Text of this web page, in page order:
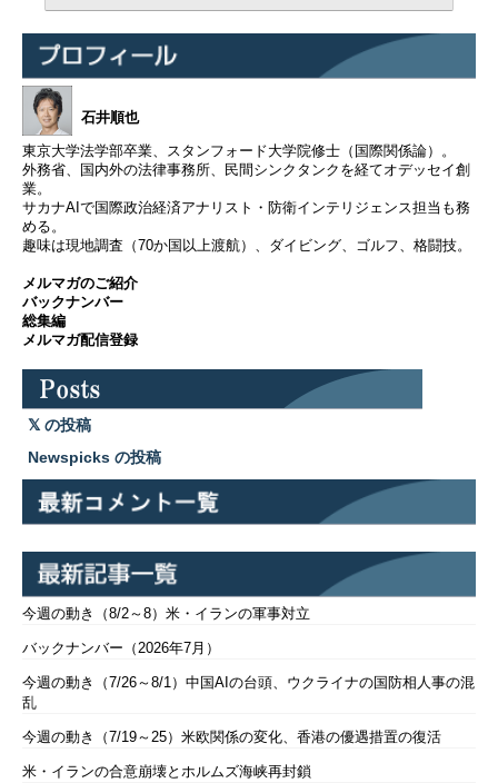
石井順也
東京大学法学部卒業、スタンフォード大学院修士（国際関係論）。
外務省、国内外の法律事務所、民間シンクタンクを経てオデッセイ創
業。
サカナAIで国際政治経済アナリスト・防衛インテリジェンス担当も務
める。
趣味は現地調査（70か国以上渡航）、ダイビング、ゴルフ、格闘技。
メルマガのご紹介
バックナンバー
総集編
メルマガ配信登録
の投稿
Newspicks の投稿
今週の動き（8/2～8）米・イランの軍事対立
バックナンバー（2026年7月）
今週の動き（7/26～8/1）中国AIの台頭、ウクライナの国防相人事の混
乱
今週の動き（7/19～25）米欧関係の変化、香港の優遇措置の復活
米・イランの合意崩壊とホルムズ海峡再封鎖